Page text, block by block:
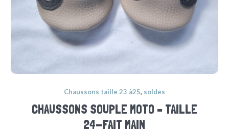
Chaussons taille 23 à25, soldes
CHAUSSONS SOUPLE MOTO – TAILLE
24-FAIT MAIN